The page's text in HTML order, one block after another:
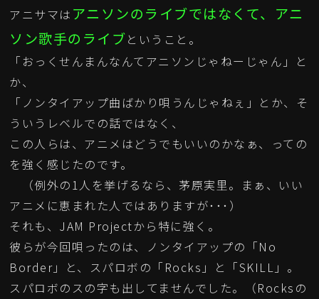
アニサマは アニソンのライブではなくて、アニ
ソン歌手のライブということ。
「おっくせんまんなんてアニソンじゃねーじゃん」と
か、
「ノンタイアップ曲ばかり唄うんじゃねぇ」とか、そ
ういうレベルでの話ではなく、
この人らは、アニメはどうでもいいのかなぁ、っての
を強く感じたのです。
（例外の1人を挙げるなら、茅原実里。まぁ、いい
アニメに恵まれた人ではありますが･･･）
それも、JAM Projectから特に強く。
彼らが今回唄ったのは、ノンタイアップの「No
Border」と、スパロボの「Rocks」と「SKILL」。
スパロボのスの字も出してませんでした。（Rocksの